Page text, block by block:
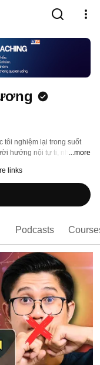
tôi nghiệm lại trong suốt
hướng nội tự ti, nhút ...more
links
Podcasts